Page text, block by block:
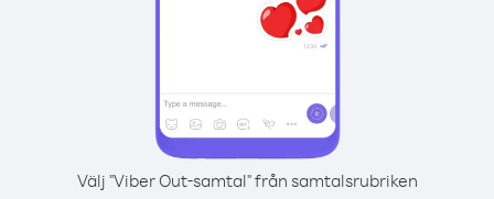
Välj "Viber Out-samtal" från samtalsrubriken